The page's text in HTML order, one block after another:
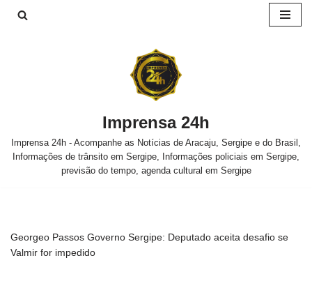
Imprensa 24h
Imprensa 24h - Acompanhe as Notícias de Aracaju, Sergipe e do Brasil,
Informações de trânsito em Sergipe, Informações policiais em Sergipe,
previsão do tempo, agenda cultural em Sergipe
Georgeo Passos Governo Sergipe: Deputado aceita desafio se
Valmir for impedido